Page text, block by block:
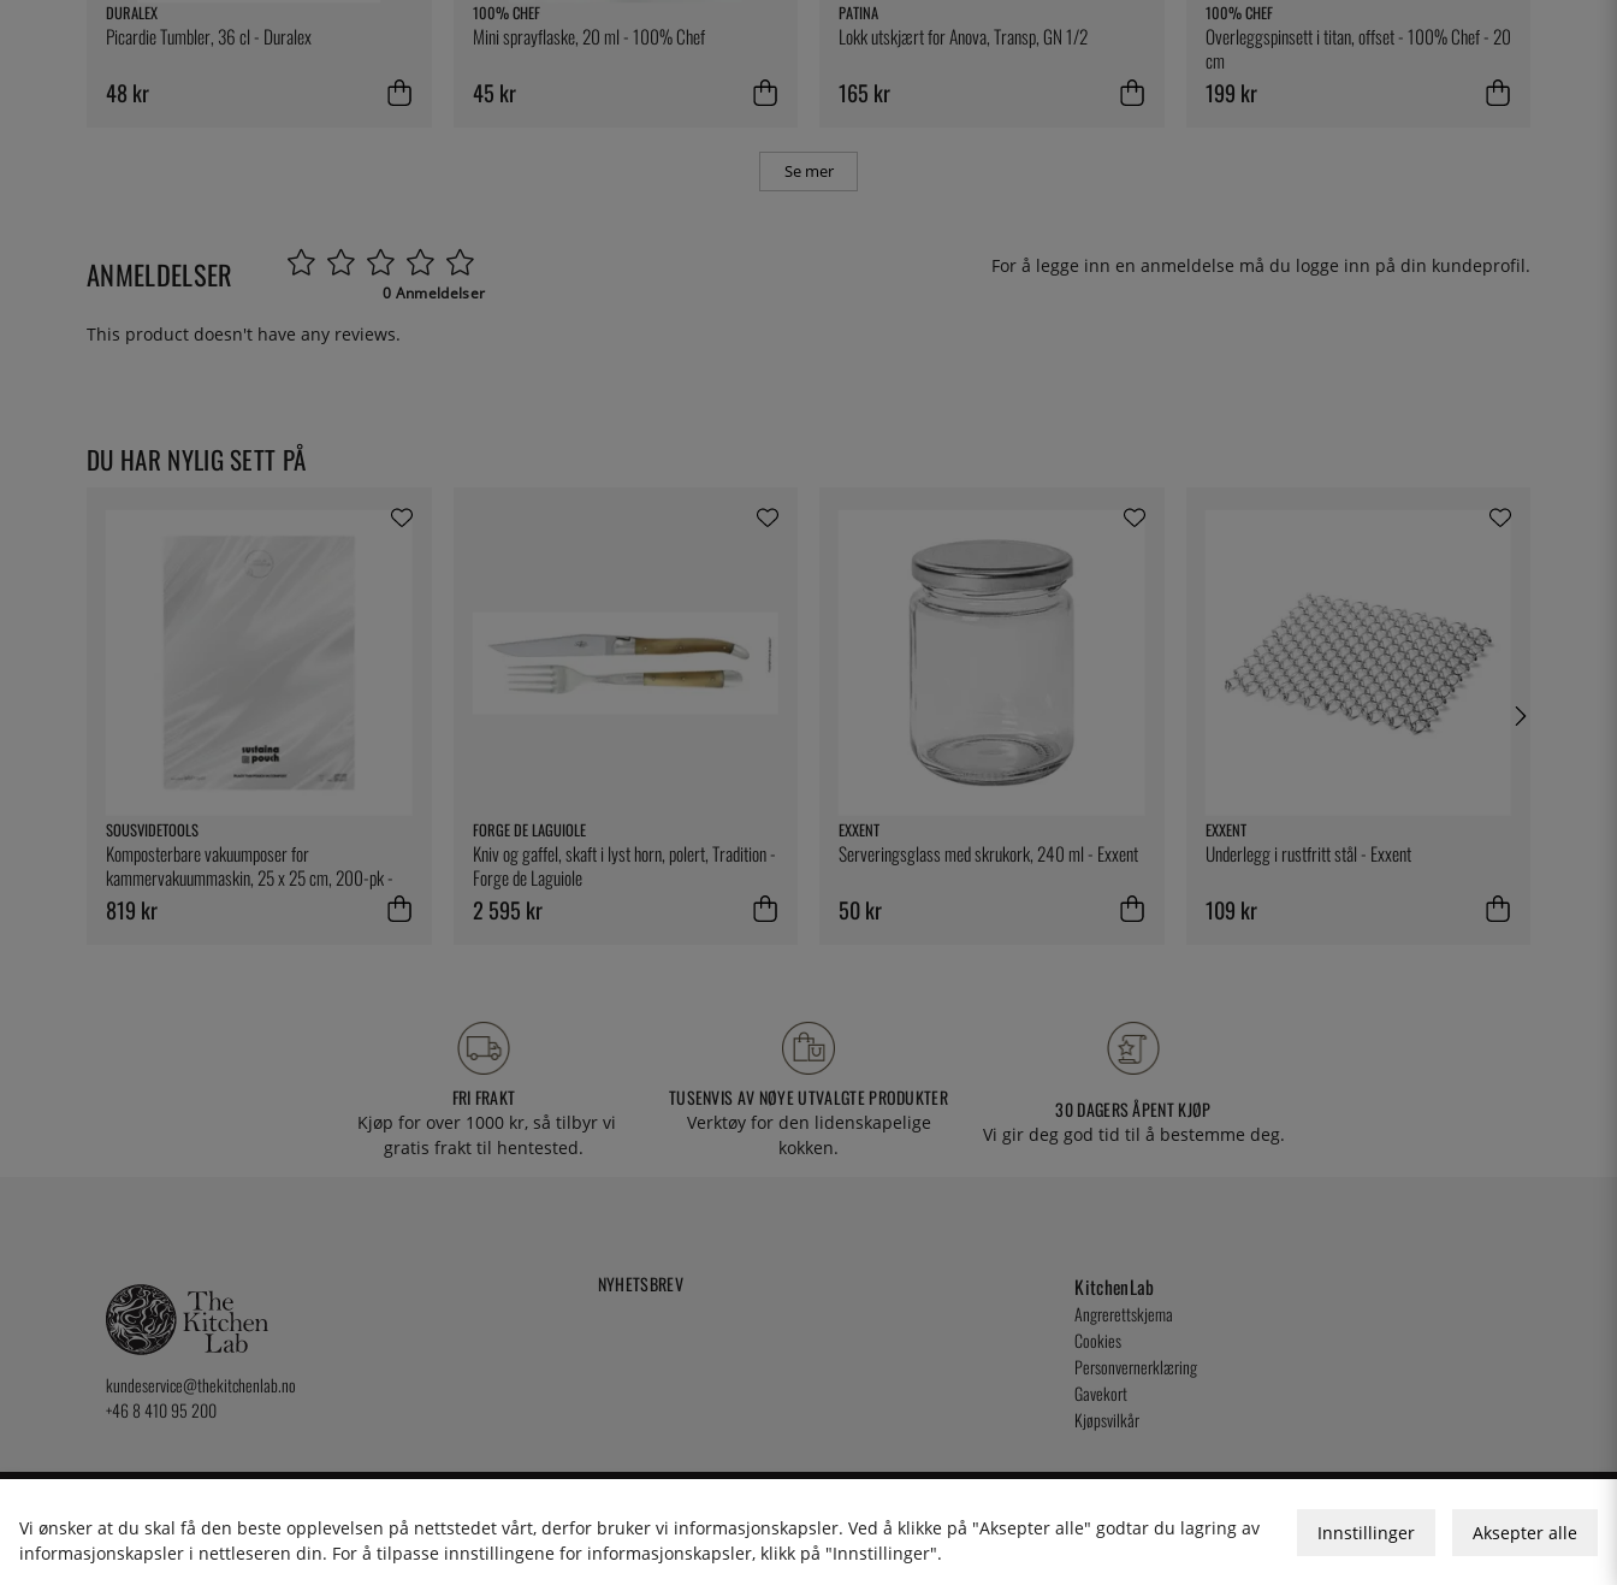
DURALEX
Picardie Tumbler, 36 cl - Duralex
48 kr
100% CHEF
Mini sprayflaske, 20 ml - 100% Chef
45 kr
PATINA
Lokk utskjært for Anova, Transp, GN 1/2
165 kr
100% CHEF
Overleggspinsett i titan, offset - 100% Chef - 20
cm
199 kr
Se mer
ANMELDELSER 0 Anmeldelser
For å legge inn en anmeldelse må du logge inn på din kundeprofil.
This product doesn't have any reviews.
DU HAR NYLIG SETT PÅ
SOUSVIDETOOLS
Komposterbare vakuumposer for
kammervakuummaskin, 25 x 25 cm, 200-pk -
SousVideTools
819 kr
FORGE DE LAGUIOLE
Kniv og gaffel, skaft i lyst horn, polert, Tradition -
Forge de Laguiole
2 595 kr
EXXENT
Serveringsglass med skrukork, 240 ml - Exxent
50 kr
EXXENT
Underlegg i rustfritt stål - Exxent
109 kr
FRI FRAKT
Kjøp for over 1000 kr, så tilbyr vi
gratis frakt til hentested.
TUSENVIS AV NØYE UTVALGTE PRODUKTER
Verktøy for den lidenskapelige
kokken.
30 DAGERS ÅPENT KJØP
Vi gir deg god tid til å bestemme deg.
kundeservice@thekitchenlab.no
+46 8 410 95 200
NYHETSBREV KitchenLab
Angrerettskjema
Cookies
Personvernerklæring
Gavekort
Kjøpsvilkår
2026 KitchenLab AB
Vi ønsker at du skal få den beste opplevelsen på nettstedet vårt, derfor bruker vi informasjonskapsler. Ved å klikke på "Aksepter alle" godtar du lagring av
informasjonskapsler i nettleseren din. For å tilpasse innstillingene for informasjonskapsler, klikk på "Innstillinger".
Innstillinger Aksepter alle